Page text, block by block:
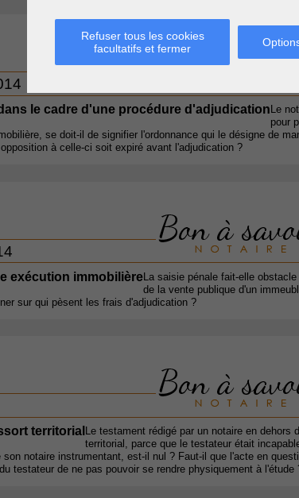
Refuser tous les cookies
facultatifs et fermer
le cadre d'une procédure d'adjudication Le
pour
se doit-il de signifier l'ordonnance qui le désigne de
à celle-ci soit expiré avant l'adjudication ?
exécution immobilière La saisie pénale fait-elle
de la vente publique d'un
sur qui pèsent les frais d'adjudication ?
territorial Le testament rédigé par un notaire en dehors
territorial, parce que le testateur était
son notaire instrumentant, est-il nul ? Faut-il que l'acte en
testateur de ne pas pouvoir se rendre physiquement à l'étude